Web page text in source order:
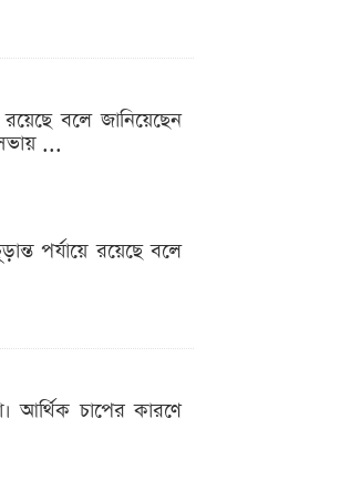
বলে জানিয়েছেন
...
পর্যায়ে রয়েছে বলে
আর্থিক চাপের কারণে